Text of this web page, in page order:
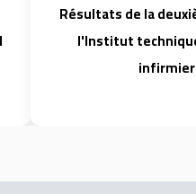
Résultats de la
l'Institut